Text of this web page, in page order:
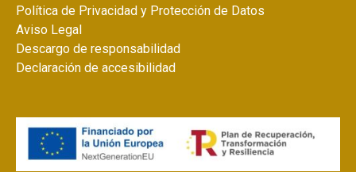
Política de Privacidad y Protección de Datos
Aviso Legal
Descargo de responsabilidad
Declaración de accesibilidad